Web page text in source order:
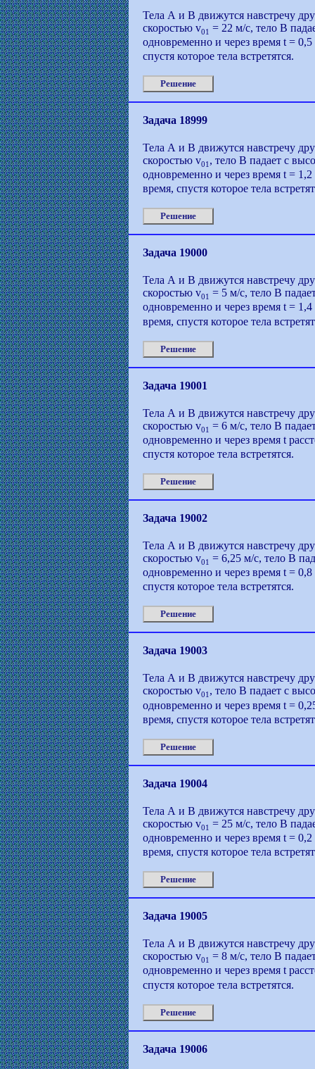
Тела А и В движутся навстречу
скоростью v01 = 22 м/с, тело В
одновременно и через время t =
спустя которое тела встретятся.
Решение
Задача 18999
Тела А и В движутся навстречу
скоростью v01 , тело В падает с
одновременно и через время t =
время, спустя которое тела
Решение
Задача 19000
Тела А и В движутся навстречу
скоростью v01 = 5 м/с, тело В
одновременно и через время t =
время, спустя которое тела
Решение
Задача 19001
Тела А и В движутся навстречу
скоростью v01 = 6 м/с, тело В
одновременно и через время t
спустя которое тела встретятся.
Решение
Задача 19002
Тела А и В движутся навстречу
скоростью v01 = 6,25 м/с, тело В
одновременно и через время t =
спустя которое тела встретятся.
Решение
Задача 19003
Тела А и В движутся навстречу
скоростью v01, тело В падает с
одновременно и через время t =
время, спустя которое тела
Решение
Задача 19004
Тела А и В движутся навстречу
скоростью v01 = 25 м/с, тело В
одновременно и через время t =
время, спустя которое тела
Решение
Задача 19005
Тела А и В движутся навстречу
скоростью v01 = 8 м/с, тело В
одновременно и через время t
спустя которое тела встретятся.
Решение
Задача 19006